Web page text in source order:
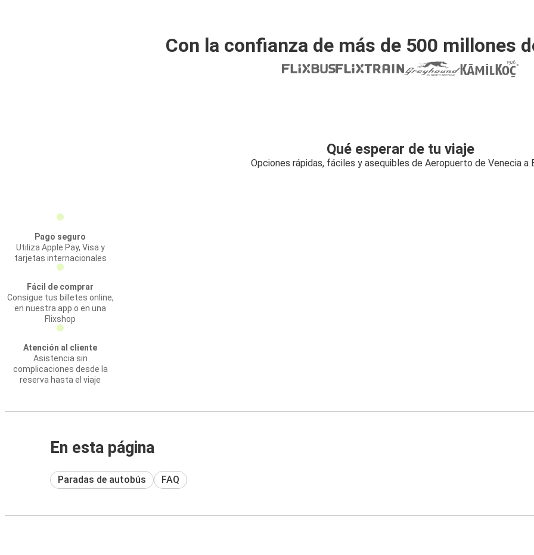
Con la confianza de más de 500 millones
Qué esperar de tu viaje
Opciones rápidas, fáciles y asequibles de Aeropuerto de Venecia a
Pago seguro
Utiliza Apple Pay, Visa y
tarjetas internacionales
Fácil de comprar
Consigue tus billetes online,
en nuestra app o en una
Flixshop
Atención al cliente
Asistencia sin
complicaciones desde la
reserva hasta el viaje
En esta página
Paradas de autobús FAQ